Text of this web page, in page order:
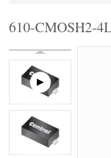
610-CMOSH2-